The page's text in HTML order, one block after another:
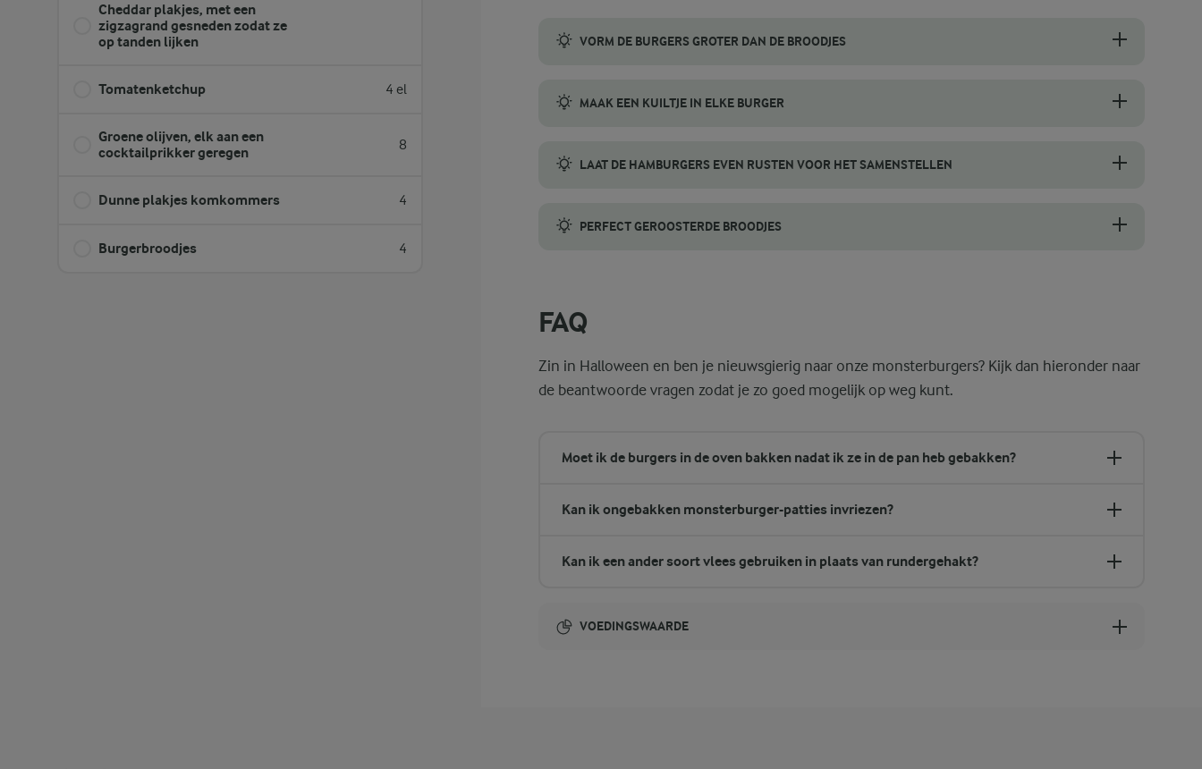
Cheddar plakjes, met een
zigzagrand gesneden zodat ze
op tanden lijken
Tomatenketchup 4 el
Groene olijven, elk aan een
cocktailprikker geregen
8
Dunne plakjes komkommers 4
Burgerbroodjes 4
VORM DE BURGERS GROTER DAN DE BROODJES
MAAK EEN KUILTJE IN ELKE BURGER
LAAT DE HAMBURGERS EVEN RUSTEN VOOR HET SAMENSTELLEN
PERFECT GEROOSTERDE BROODJES
FAQ
Zin in Halloween en ben je nieuwsgierig naar onze monsterburgers? Kijk dan hieronder naar
de beantwoorde vragen zodat je zo goed mogelijk op weg kunt.
Moet ik de burgers in de oven bakken nadat ik ze in de pan heb gebakken?
Kan ik ongebakken monsterburger-patties invriezen?
Kan ik een ander soort vlees gebruiken in plaats van rundergehakt?
VOEDINGSWAARDE